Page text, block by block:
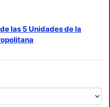
las 5 Unidades de la